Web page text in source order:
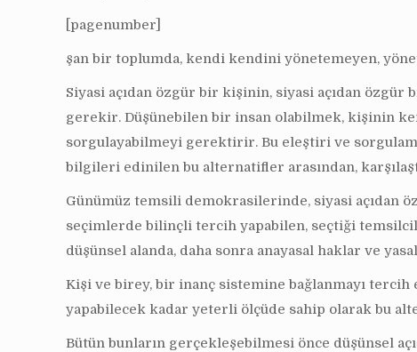
[pagenumber]
şan bir toplumda, kendi kendini yönetemeyen,
Siyasi açıdan özgür bir kişinin, siyasi açıdan
gerekir. Düşünebilen bir insan olabilmek, kişinin
sorgulayabilmeyi gerektirir. Bu eleştiri ve
bilgileri edinilen bu alternatifler arasından,
Günümüz temsili demokrasilerinde, siyasi açıdan
seçimlerde bilinçli tercih yapabilen, seçtiği
düşünsel alanda, daha sonra anayasal haklar ve
Kişi ve birey, bir inanç sistemine bağlanmayı
yapabilecek kadar yeterli ölçüde sahip olarak bu
Bütün bunların gerçekleşebilmesi önce düşünsel